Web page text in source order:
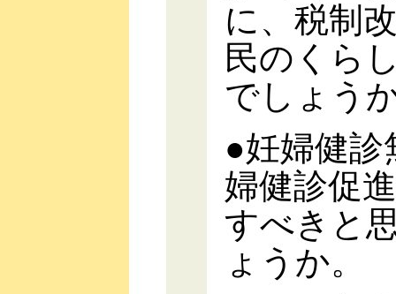
に、税制
民のくら
でしょう
●妊婦健診
婦健診促
すべきと
ょうか。